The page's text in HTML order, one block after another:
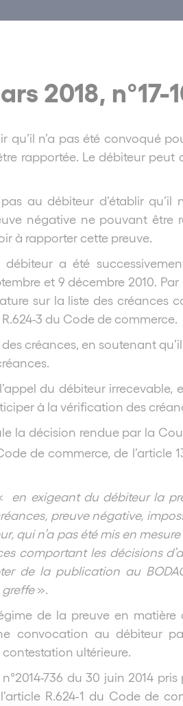
2018, n°17-
qu’il n’a pas été convoqué
rapportée. Le débiteur peut
pas au débiteur d’établir
négative ne pouvant être
à rapporter cette preuve.
débiteur a été
et 9 décembre 2010.
sur la liste des créances
3 du Code de commerce.
créances, en soutenant
du débiteur irrecevable,
à la vérification des
la décision rendue par la
de commerce, de
en exigeant du débiteur la
preuve négative,
qui n’a pas été mis en
comportant les décisions
de la publication au
».
de la preuve en
convocation au débiteur
ultérieure.
736 du 30 juin 2014
R.624-1 du Code de